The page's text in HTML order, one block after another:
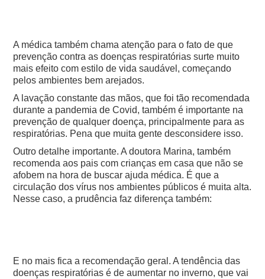
A médica também chama atenção para o fato de que
prevenção contra as doenças respiratórias surte muito
mais efeito com estilo de vida saudável, começando
pelos ambientes bem arejados.
A lavação constante das mãos, que foi tão recomendada
durante a pandemia de Covid, também é importante na
prevenção de qualquer doença, principalmente para as
respiratórias. Pena que muita gente desconsidere isso.
Outro detalhe importante. A doutora Marina, também
recomenda aos pais com crianças em casa que não se
afobem na hora de buscar ajuda médica. É que a
circulação dos vírus nos ambientes públicos é muita alta.
Nesse caso, a prudência faz diferença também:
E no mais fica a recomendação geral. A tendência das
doenças respiratórias é de aumentar no inverno, que vai